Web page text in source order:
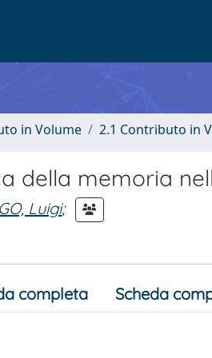
in Volume 2.1 Contributo in
della memoria
Luigi;
completa Scheda